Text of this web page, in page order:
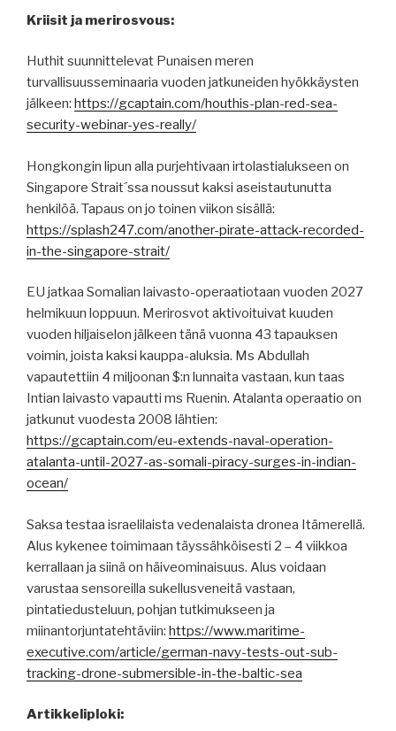
Kriisit ja merirosvous:
Huthit suunnittelevat Punaisen meren
turvallisuusseminaaria vuoden jatkuneiden hyökkäysten
jälkeen: https://gcaptain.com/houthis-plan-red-sea-
security-webinar-yes-really/
Hongkongin lipun alla purjehtivaan irtolastialukseen on
Singapore Strait´ssa noussut kaksi aseistautunutta
henkilöä. Tapaus on jo toinen viikon sisällä:
https://splash247.com/another-pirate-attack-recorded-
in-the-singapore-strait/
EU jatkaa Somalian laivasto-operaatiotaan vuoden 2027
helmikuun loppuun. Merirosvot aktivoituivat kuuden
vuoden hiljaiselon jälkeen tänä vuonna 43 tapauksen
voimin, joista kaksi kauppa-aluksia. Ms Abdullah
vapautettiin 4 miljoonan $:n lunnaita vastaan, kun taas
Intian laivasto vapautti ms Ruenin. Atalanta operaatio on
jatkunut vuodesta 2008 lähtien:
https://gcaptain.com/eu-extends-naval-operation-
atalanta-until-2027-as-somali-piracy-surges-in-indian-
ocean/
Saksa testaa israelilaista vedenalaista dronea Itämerellä.
Alus kykenee toimimaan täyssähköisesti 2 – 4 viikkoa
kerrallaan ja siinä on häiveominaisuus. Alus voidaan
varustaa sensoreilla sukellusveneitä vastaan,
pintatiedusteluun, pohjan tutkimukseen ja
miinantorjuntatehtäviin: https://www.maritime-
executive.com/article/german-navy-tests-out-sub-
tracking-drone-submersible-in-the-baltic-sea
Artikkeliploki: